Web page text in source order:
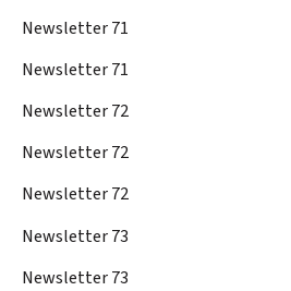
Newsletter 71
Newsletter 71
Newsletter 72
Newsletter 72
Newsletter 72
Newsletter 73
Newsletter 73